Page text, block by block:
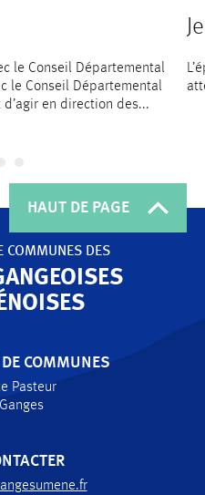
le Conseil Départemental
le Conseil Départemental
en direction des...
HAUT DE PAGE
COMMUNESDES
COMMUNES
Pasteur